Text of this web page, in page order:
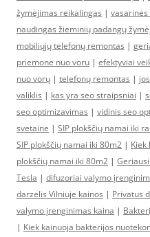
žymėjimas reikalingas |
naudingas žieminių padangų
mobiliųjų telefonų remontas |
priemone nuo voru | efektyviai
nuo vorų | telefonų remontas |
valiklis | kas yra seo straipsniai |
seo optimizavimas | vidinis seo
svetaine | SIP plokščių namai iki
SIP plokščių namai iki 80m2 | Kiek
plokščių namai iki 80m2 |
Tesla | difuzoriai valymo
darzelis Vilniuje kainos | Privatus
valymo įrenginimas kaina |
| Kiek kainuoja bakterijos